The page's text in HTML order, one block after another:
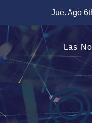
contenido
Jue. Ago
Las